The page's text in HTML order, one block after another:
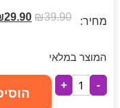
מחיר: ₪39.90
29.90
המוצר במלאי
-
+